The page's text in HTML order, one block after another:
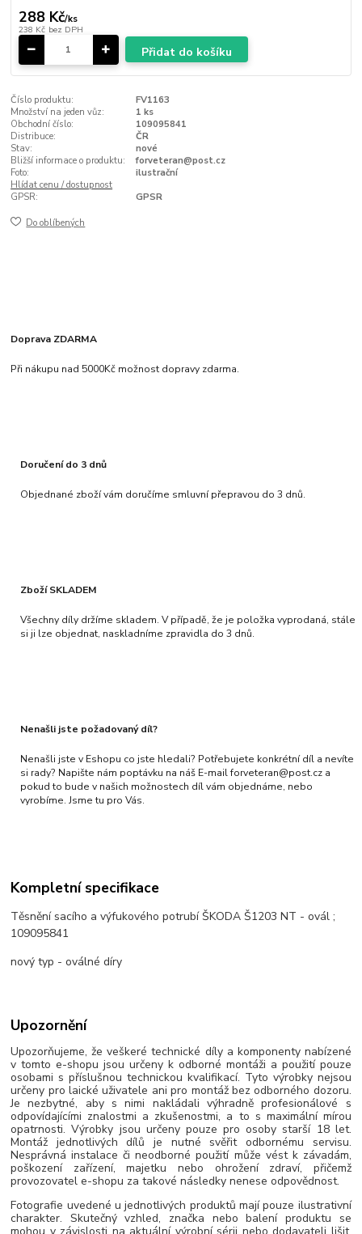
288 Kč/ks
238 Kč bez DPH
Přidat do košíku
Číslo produktu:
FV1163
Množství na jeden vůz:
1 ks
Obchodní číslo:
109095841
Distribuce:
ČR
Stav:
nové
Bližší informace o produktu:
forveteran@post.cz
Foto:
ilustrační
Hlídat cenu / dostupnost
GPSR:
GPSR
Do oblíbených
Doprava ZDARMA
Při nákupu nad 5000Kč možnost dopravy zdarma.
Doručení do 3 dnů
Objednané zboží vám doručíme smluvní přepravou do 3 dnů.
Zboží SKLADEM
Všechny díly držíme skladem. V případě, že je položka vyprodaná, stále
si ji lze objednat, naskladníme zpravidla do 3 dnů.
Nenašli jste požadovaný díl?
Nenašli jste v Eshopu co jste hledali? Potřebujete konkrétní díl a nevíte
si rady? Napište nám poptávku na náš E-mail forveteran@post.cz a
pokud to bude v našich možnostech díl vám objednáme, nebo
vyrobíme. Jsme tu pro Vás.
Kompletní specifikace
Těsnění sacího a výfukového potrubí ŠKODA Š1203 NT - ovál ;
109095841
nový typ - oválné díry
Upozornění
Upozorňujeme, že veškeré technické díly a komponenty nabízené
v tomto e-shopu jsou určeny k odborné montáži a použití pouze
osobami s příslušnou technickou kvalifikací. Tyto výrobky nejsou
určeny pro laické uživatele ani pro montáž bez odborného dozoru.
Je nezbytné, aby s nimi nakládali výhradně profesionálové s
odpovídajícími znalostmi a zkušenostmi, a to s maximální mírou
opatrnosti. Výrobky jsou určeny pouze pro osoby starší 18 let.
Montáž jednotlivých dílů je nutné svěřit odbornému servisu.
Nesprávná instalace či neodborné použití může vést k závadám,
poškození zařízení, majetku nebo ohrožení zdraví, přičemž
provozovatel e-shopu za takové následky nenese odpovědnost.
Fotografie uvedené u jednotlivých produktů mají pouze ilustrativní
charakter. Skutečný vzhled, značka nebo balení produktu se